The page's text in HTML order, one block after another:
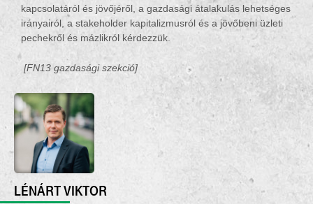
kapcsolatáról és jövőjéről, a gazdasági átalakulás lehetséges
irányairól, a stakeholder kapitalizmusról és a jövőbeni üzleti
pechekről és mázlikról kérdezzük.
[FN13 gazdaságiszekció]
LÉNÁRT VIKTOR